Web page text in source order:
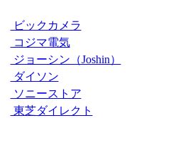
ビックカメラ
コジマ電気
ジョーシン（Joshin）
ダイソン
ソニーストア
東芝ダイレクト